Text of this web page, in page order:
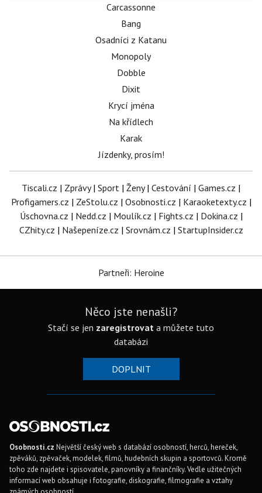
Carcassonne
Bang
Osadníci z Katanu
Monopoly
Dobble
Dixit
Krycí jména
Na křídlech
Karak
Jízdenky, prosím!
Tiscali.cz | Zprávy| Sport | Ženy| Cestování | Games.cz |
Profigamers.cz | ZeStolu.cz | Osobnosti.cz | Karaoketexty.cz |
Úschovna.cz | Nedd.cz | Moulík.cz | Fights.cz | Dokina.cz |
CZhity.cz | Našepeníze.cz | Srovnám.cz | StartupInsider.cz
Partneři: Heroine
Něco jste nenašli?
Stačí se jen zaregistrovat a můžete tuto
databázi
DOPLNIT
Osobnosti.cz Největší český web s databází osobností, herců, hereček,
zpěváků, zpěvaček, modelek, filmů, hudebních skupin a sportovců. Kromě
toho zde najdete i spisovatele, panovníky a finančníky. Vedle užitečných
informací web obsahuje i fotografie, diskografie, filmografie a vztahy